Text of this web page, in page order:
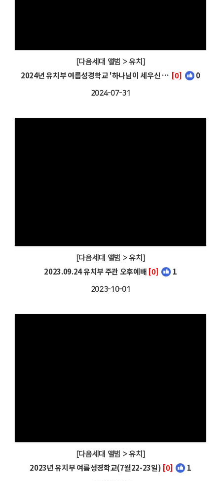
[다음세대 앨범 > 유치]
2024년 유치부 여름성경학교 '하나님이 세우신 챔피언' [0] 0
2024-07-31
[다음세대 앨범 > 유치]
2023.09.24 유치부 주관 오후예배 [0] 1
2023-10-01
[다음세대 앨범 > 유치]
2023년 유치부 여름성경학교(7월22-23일) [0] 1